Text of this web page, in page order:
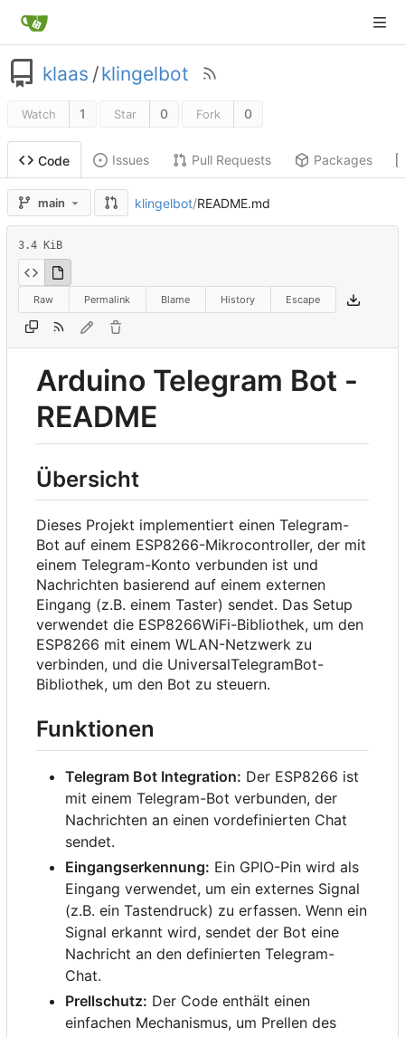
klaas /klingelbot
Watch 1 Star 0 Fork 0
Code Issues Pull Requests Packages
main klingelbot/README.md
3.4 KiB
Raw Permalink Blame History Escape
Arduino Telegram Bot -
README
Übersicht
Dieses Projekt implementiert einen Telegram-
Bot auf einem ESP8266-Mikrocontroller, der mit
einem Telegram-Konto verbunden ist und
Nachrichten basierend auf einem externen
Eingang (z.B. einem Taster) sendet. Das Setup
verwendet die ESP8266WiFi-Bibliothek, um den
ESP8266 mit einem WLAN-Netzwerk zu
verbinden, und die UniversalTelegramBot-
Bibliothek, um den Bot zu steuern.
Funktionen
Telegram Bot Integration: Der ESP8266 ist
mit einem Telegram-Bot verbunden, der
Nachrichten an einen vordefinierten Chat
sendet.
Eingangserkennung: Ein GPIO-Pin wird als
Eingang verwendet, um ein externes Signal
(z.B. ein Tastendruck) zu erfassen. Wenn ein
Signal erkannt wird, sendet der Bot eine
Nachricht an den definierten Telegram-
Chat.
Prellschutz: Der Code enthält einen
einfachen Mechanismus, um Prellen des